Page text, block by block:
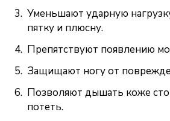
Уменьшают ударную
пятку и плюсну.
Препятствуют появлению
Защищают ногу от
Позволяют дышать коже
потеть.